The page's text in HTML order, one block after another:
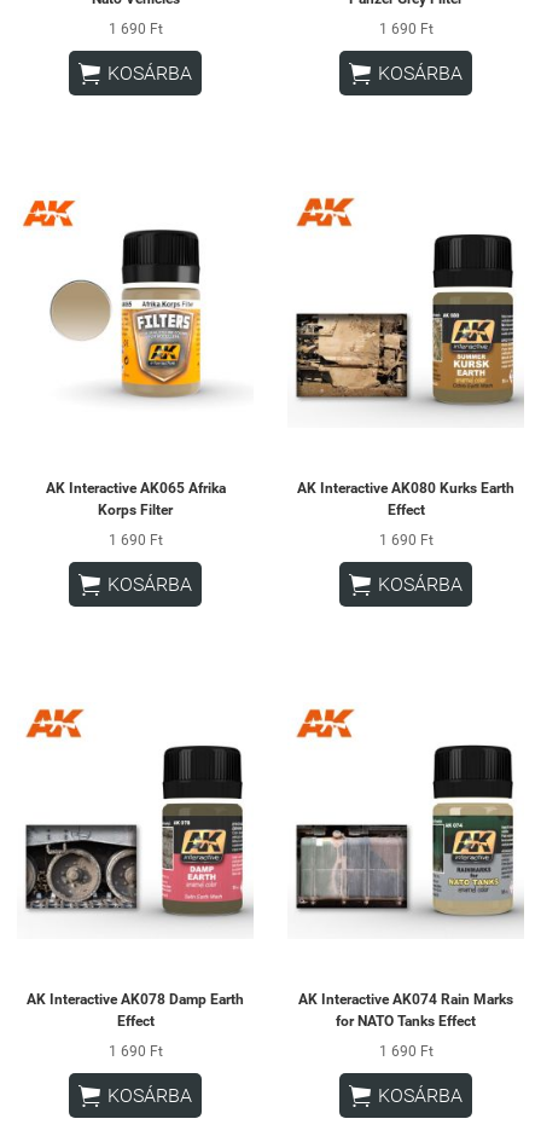
1 690 Ft
 KOSÁRBA
1 690 Ft
 KOSÁRBA
AK Interactive AK065 Afrika
Korps Filter
1 690 Ft
 KOSÁRBA
AK Interactive AK080 Kurks Earth
Effect
1 690 Ft
 KOSÁRBA
AK Interactive AK078 Damp Earth
Effect
1 690 Ft
 KOSÁRBA
AK Interactive AK074 Rain Marks
for NATO Tanks Effect
1 690 Ft
 KOSÁRBA